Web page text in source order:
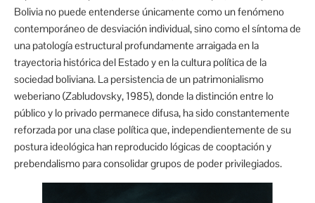
Bolivia no puede entenderse únicamente como un fenómeno
contemporáneo de desviación individual, sino como el síntoma de
una patología estructural profundamente arraigada en la
trayectoria histórica del Estado y en la cultura política de la
sociedad boliviana. La persistencia de un patrimonialismo
weberiano (Zabludovsky, 1985), donde la distinción entre lo
público y lo privado permanece difusa, ha sido constantemente
reforzada por una clase política que, independientemente de su
postura ideológica han reproducido lógicas de cooptación y
prebendalismo para consolidar grupos de poder privilegiados.